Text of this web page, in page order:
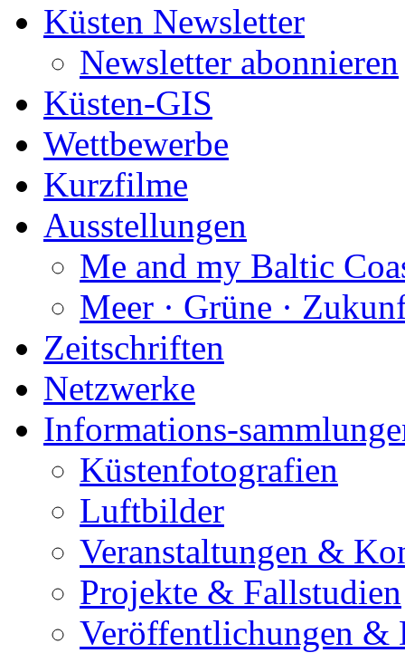
Küsten Newsletter
Newsletter abonnieren
Küsten-GIS
Wettbewerbe
Kurzfilme
Ausstellungen
Me and my Baltic
Meer · Grüne ·
Zeitschriften
Netzwerke
Informations-
Küstenfotografien
Luftbilder
Veranstaltungen &
Projekte & Fallstudien
Veröffentlichungen &